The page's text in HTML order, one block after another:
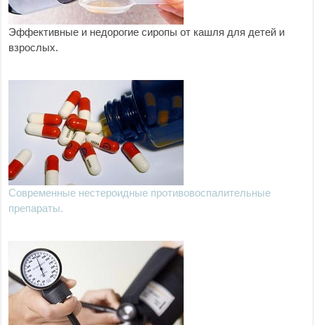
Эффективные и недорогие сиропы от кашля для детей и
взрослых.
Современные нестероидные противовоспалительные
препараты.